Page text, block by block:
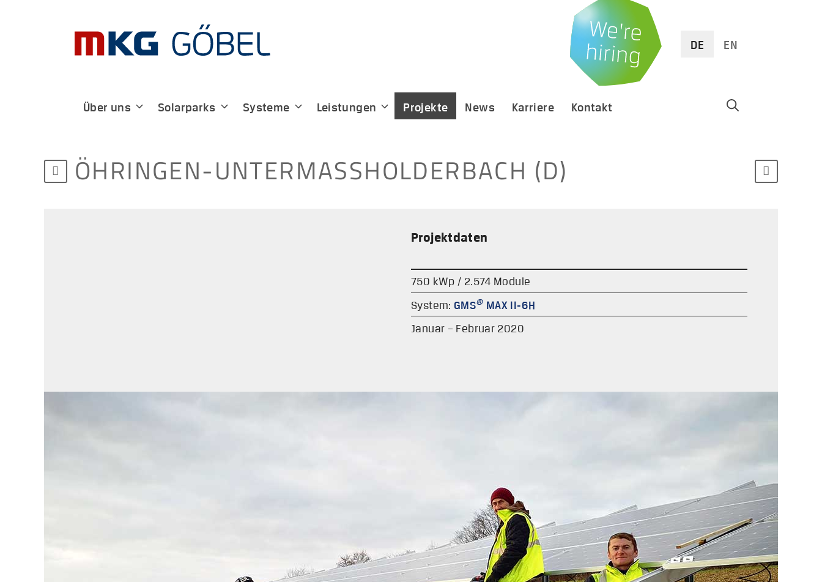
DE EN
Über uns Solarparks Systeme Leistungen Projekte News Karriere Kontakt
 
ÖHRINGEN-UNTERMASSHOLDERBACH (D)
Projektdaten
750 kWp / 2.574 Module
System: GMS® MAX II-6H
Januar – Februar 2020